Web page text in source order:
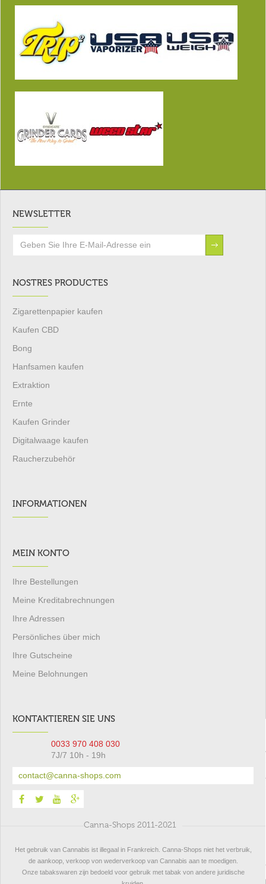
NEWSLETTER
NOSTRES PRODUCTES
Zigarettenpapier kaufen
Kaufen CBD
Bong
Hanfsamen kaufen
Extraktion
Ernte
Kaufen Grinder
Digitalwaage kaufen
Raucherzubehör
INFORMATIONEN
MEIN KONTO
Ihre Bestellungen
Meine Kreditabrechnungen
Ihre Adressen
Persönliches über mich
Ihre Gutscheine
Meine Belohnungen
KONTAKTIEREN SIE UNS
0033 970 408 030
7J/7 10h - 19h
contact@canna-shops.com
Canna-Shops 2011-2021
Het gebruik van Cannabis ist illegaal in Frankreich. Canna-Shops niet het verbruik,
de aankoop, verkoop von wederverkoop van Cannabis aan te moedigen.
Onze tabakswaren zijn bedoeld voor gebruik met tabak von andere juridische